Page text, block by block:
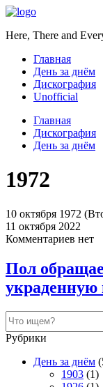
Here, There and
Главная
День за днём
Дискография
Unofficial
Главная
Дискография
День за днём
1972
10 октября 1972
11 октября 2022
Комментариев нет
Пол
украденную
Поиск
Рубрики
День за днём
1903 (1)